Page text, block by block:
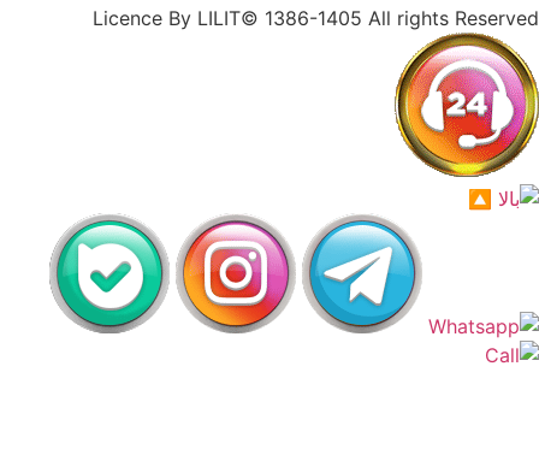
Licence By LILIT© 1386-1405 All rights Reserved